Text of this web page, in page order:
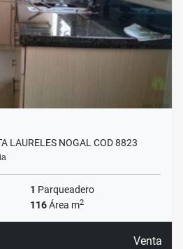
LAURELES NOGAL COD 8823
1 Parqueadero
116Área m2
Venta